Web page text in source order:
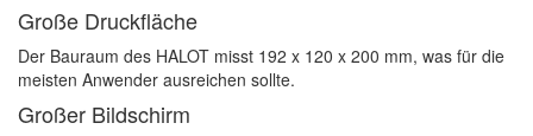
Große Druckfläche
Der Bauraum des HALOT misst 192 x 120 x 200 mm, was für die
meisten Anwender ausreichen sollte.
Großer Bildschirm